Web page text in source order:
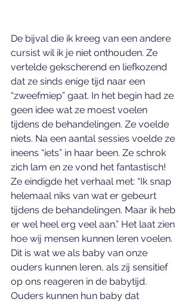
De bijval die ik kreeg van een andere
cursist wil ik je niet onthouden. Ze
vertelde gekscherend en liefkozend
dat ze sinds enige tijd naar een
“zweefmiep” gaat. In het begin had ze
geen idee wat ze moest voelen
tijdens de behandelingen. Ze voelde
niets. Na een aantal sessies voelde ze
ineens “iets” in haar been. Ze schrok
zich lam en ze vond het fantastisch!
Ze eindigde het verhaal met: “Ik snap
helemaal niks van wat er gebeurt
tijdens de behandelingen. Maar ik heb
er wel heel erg veel aan.” Het laat zien
hoe wij mensen kunnen leren voelen.
Dit is wat we als baby van onze
ouders kunnen leren, als zij sensitief
op ons reageren in de babytijd.
Ouders kunnen hun baby dat